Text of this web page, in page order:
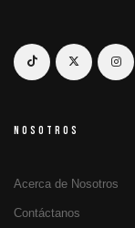
NOSOTROS
Acerca de Nosotros
Contáctanos